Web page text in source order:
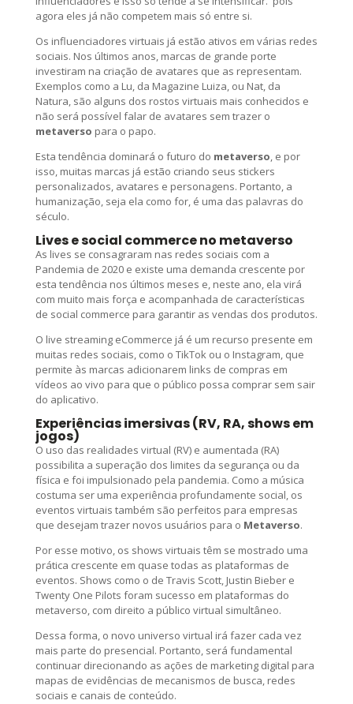
agora eles já não competem mais só entre si.
Os influenciadores virtuais já estão ativos em várias redes
sociais. Nos últimos anos, marcas de grande porte
investiram na criação de avatares que as representam.
Exemplos como a Lu, da Magazine Luiza, ou Nat, da
Natura, são alguns dos rostos virtuais mais conhecidos e
não será possível falar de avatares sem trazer o
metaverso para o papo.
Esta tendência dominará o futuro do metaverso, e por
isso, muitas marcas já estão criando seus stickers
personalizados, avatares e personagens. Portanto, a
humanização, seja ela como for, é uma das palavras do
século.
Lives e social commerceno metaverso
As lives se consagraram nas redes sociais com a
Pandemia de 2020 e existe uma demanda crescente por
esta tendência nos últimos meses e, neste ano, ela virá
com muito mais força e acompanhada de características
de social commerce para garantir as vendas dos produtos.
O live streaming eCommerce já é um recurso presente em
muitas redes sociais, como o TikTok ou o Instagram, que
permite às marcas adicionarem links de compras em
vídeos ao vivo para que o público possa comprar sem sair
do aplicativo.
Experiências imersivas (RV, RA, shows em
jogos)
O uso das realidades virtual (RV) e aumentada (RA)
possibilita a superação dos limites da segurança ou da
física e foi impulsionado pela pandemia. Como a música
costuma ser uma experiência profundamente social, os
eventos virtuais também são perfeitos para empresas
que desejam trazer novos usuários para o Metaverso.
Por esse motivo, os shows virtuais têm se mostrado uma
prática crescente em quase todas as plataformas de
eventos. Shows como o de Travis Scott, Justin Bieber e
Twenty One Pilots foram sucesso em plataformas do
metaverso, com direito a público virtual simultâneo.
Dessa forma, o novo universo virtual irá fazer cada vez
mais parte do presencial. Portanto, será fundamental
continuar direcionando as ações de marketing digital para
mapas de evidências de mecanismos de busca, redes
sociais e canais de conteúdo.